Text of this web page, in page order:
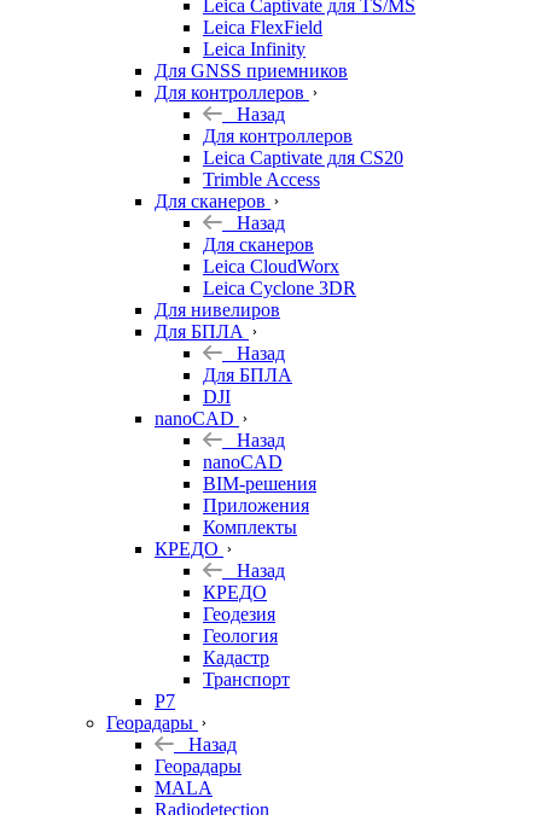
Leica Captivate для TS/MS
Leica FlexField
Leica Infinity
Для GNSS приемников
Для контроллеров
Назад
Для контроллеров
Leica Captivate для CS20
Trimble Access
Для сканеров
Назад
Для сканеров
Leica CloudWorx
Leica Cyclone 3DR
Для нивелиров
Для БПЛА
Назад
Для БПЛА
DJI
nanoCAD
Назад
nanoCAD
BIM-решения
Приложения
Комплекты
КРЕДО
Назад
КРЕДО
Геодезия
Геология
Кадастр
Транспорт
Р7
Георадары
Назад
Георадары
MALA
Radiodetection